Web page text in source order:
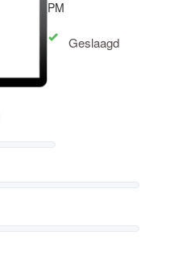
PM
Geslaagd